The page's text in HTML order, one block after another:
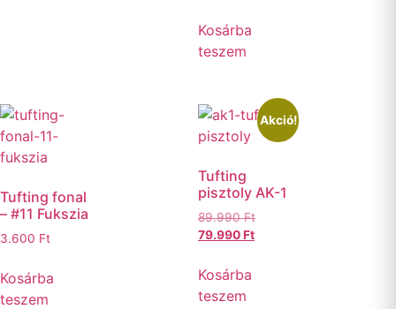
Kosárba
teszem
Tufting fonal
– #11 Fukszia
3.600 Ft
Kosárba
teszem
Akció!
Tufting
pisztoly AK-1
89.990Ft
79.990Ft
Kosárba
teszem